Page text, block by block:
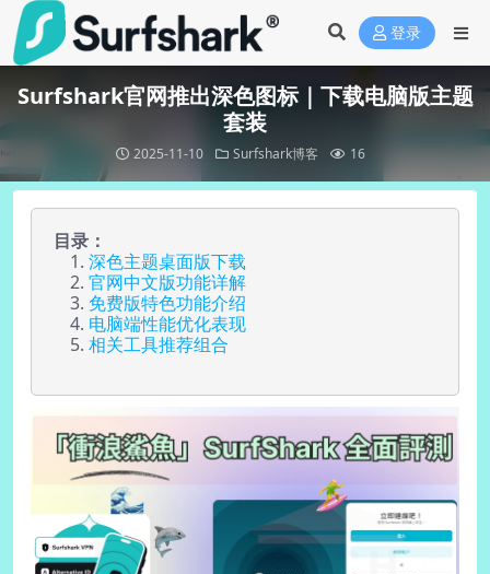
登录
Surfshark官网推出深色图标｜下载电脑版主题
套装
2025-11-10 Surfshark博客 16
目录：
深色主题桌面版下载
官网中文版功能详解
免费版特色功能介绍
电脑端性能优化表现
相关工具推荐组合